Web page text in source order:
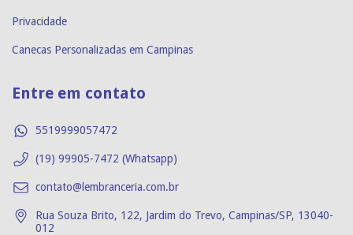
Privacidade
Canecas Personalizadas em Campinas
Entre em contato
5519999057472
(19) 99905-7472 (Whatsapp)
contato@lembranceria.com.br
Rua Souza Brito, 122, Jardim do Trevo, Campinas/SP, 13040-
012